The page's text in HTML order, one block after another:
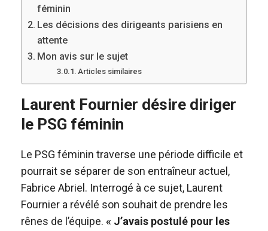
féminin
Les décisions des dirigeants parisiens en
attente
Mon avis sur le sujet
Articles similaires
Laurent Fournier désire diriger
le PSG féminin
Le PSG féminin traverse une période difficile et
pourrait se séparer de son entraîneur actuel,
Fabrice Abriel. Interrogé à ce sujet, Laurent
Fournier a révélé son souhait de prendre les
rênes de l’équipe. « J’avais postulé pour les